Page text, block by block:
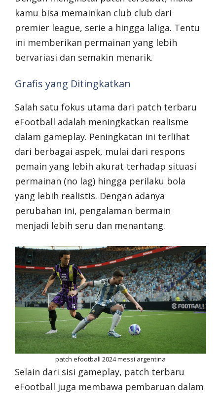
kamu bisa memainkan club club dari
premier league, serie a hingga laliga. Tentu
ini memberikan permainan yang lebih
bervariasi dan semakin menarik.
Grafis yang Ditingkatkan
Salah satu fokus utama dari patch terbaru
eFootball adalah meningkatkan realisme
dalam gameplay. Peningkatan ini terlihat
dari berbagai aspek, mulai dari respons
pemain yang lebih akurat terhadap situasi
permainan (no lag) hingga perilaku bola
yang lebih realistis. Dengan adanya
perubahan ini, pengalaman bermain
menjadi lebih seru dan menantang.
patch efootball 2024 messi argentina
Selain dari sisi gameplay, patch terbaru
eFootball juga membawa pembaruan dalam